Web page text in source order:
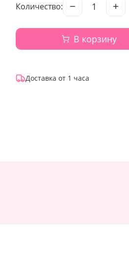
Количество: 1
В корзину
Доставка от 1 часа